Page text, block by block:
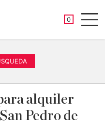
0
alquiler
Pedro de